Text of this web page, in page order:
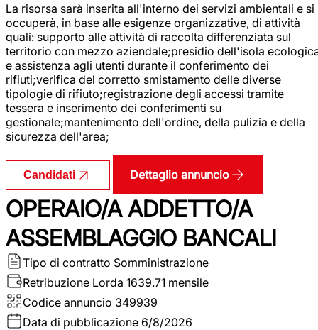
La risorsa sarà inserita all'interno dei servizi ambientali e si
occuperà, in base alle esigenze organizzative, di attività
quali: supporto alle attività di raccolta differenziata sul
territorio con mezzo aziendale;presidio dell'isola
e assistenza agli utenti durante il conferimento dei
rifiuti;verifica del corretto smistamento delle diverse
tipologie di rifiuto;registrazione degli accessi tramite
tessera e inserimento dei conferimenti su
gestionale;mantenimento dell'ordine, della pulizia e della
sicurezza dell'area;
Candidati Dettaglio annuncio
OPERAIO/A ADDETTO/A
ASSEMBLAGGIO BANCALI
Tipo di contratto Somministrazione
Retribuzione Lorda 1639.71 mensile
Codice annuncio 349939
Data di pubblicazione 6/8/2026